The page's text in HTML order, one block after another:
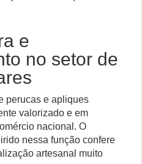
e
no setor de
perucas e apliques
valorizado e em
nacional. O
nessa função confere
artesanal muito